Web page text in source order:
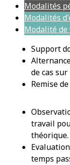
Modalités
Modalités
Modalité
Support
de cas
Remise
travail
théorique.
temps